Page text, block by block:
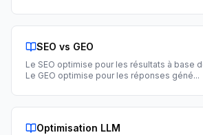
SEO vs GEO
Le SEO optimise pour les résultats à base
Le GEO optimise pour les réponses géné...
Optimisation LLM